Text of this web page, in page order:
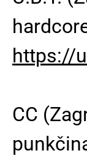
https://
CC